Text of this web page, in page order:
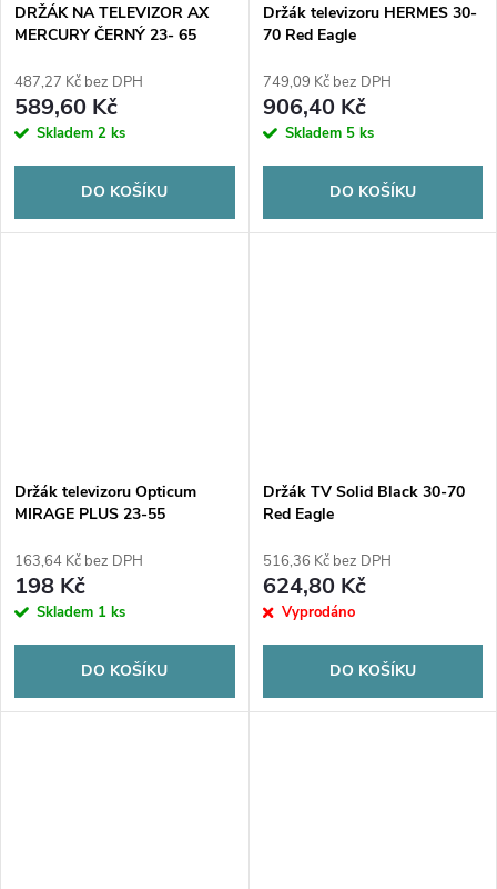
DRŽÁK NA TELEVIZOR AX
MERCURY ČERNÝ 23- 65
487,27 Kč bez DPH
589,60 Kč
Skladem 2 ks
DO KOŠÍKU
Držák televizoru HERMES 30-
70 Red Eagle
749,09 Kč bez DPH
906,40 Kč
Skladem 5 ks
DO KOŠÍKU
Držák televizoru Opticum
MIRAGE PLUS 23-55
163,64 Kč bez DPH
198 Kč
Skladem 1 ks
DO KOŠÍKU
Držák TV Solid Black 30-70
Red Eagle
516,36 Kč bez DPH
624,80 Kč
Vyprodáno
DO KOŠÍKU